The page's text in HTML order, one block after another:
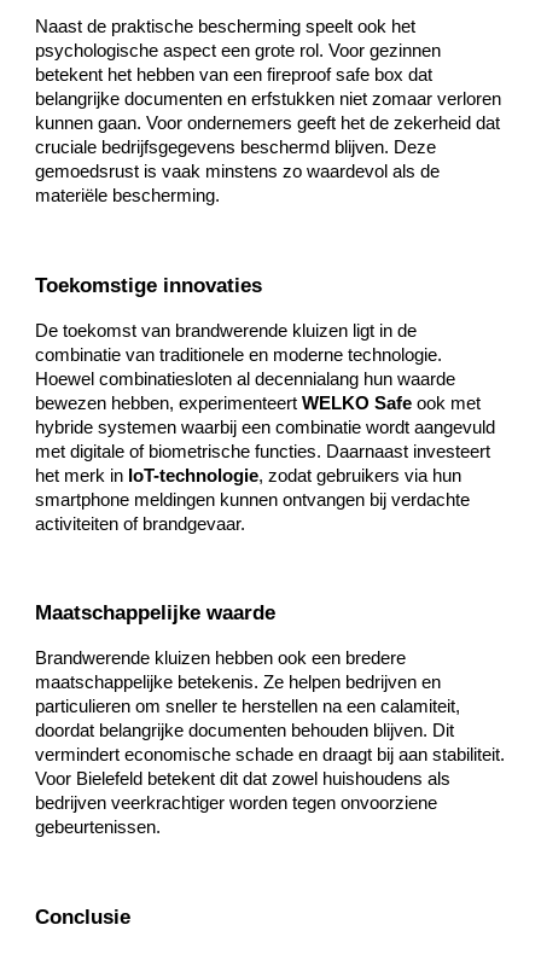
Naast de praktische bescherming speelt ook het
psychologische aspect een grote rol. Voor gezinnen
betekent het hebben van een fireproof safe box dat
belangrijke documenten en erfstukken niet zomaar verloren
kunnen gaan. Voor ondernemers geeft het de zekerheid dat
cruciale bedrijfsgegevens beschermd blijven. Deze
gemoedsrust is vaak minstens zo waardevol als de
materiële bescherming.
Toekomstige innovaties
De toekomst van brandwerende kluizen ligt in de
combinatie van traditionele en moderne technologie.
Hoewel combinatiesloten al decennialang hun waarde
bewezen hebben, experimenteertWELKO Safe ook met
hybride systemen waarbij een combinatie wordt aangevuld
met digitale of biometrische functies. Daarnaast investeert
het merk in IoT-technologie, zodat gebruikers via hun
smartphone meldingen kunnen ontvangen bij verdachte
activiteiten of brandgevaar.
Maatschappelijke waarde
Brandwerende kluizen hebben ook een bredere
maatschappelijke betekenis. Ze helpen bedrijven en
particulieren om sneller te herstellen na een calamiteit,
doordat belangrijke documenten behouden blijven. Dit
vermindert economische schade en draagt bij aan stabiliteit.
Voor Bielefeld betekent dit dat zowel huishoudens als
bedrijven veerkrachtiger worden tegen onvoorziene
gebeurtenissen.
Conclusie